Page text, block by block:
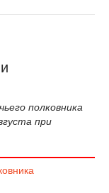
полковника
при